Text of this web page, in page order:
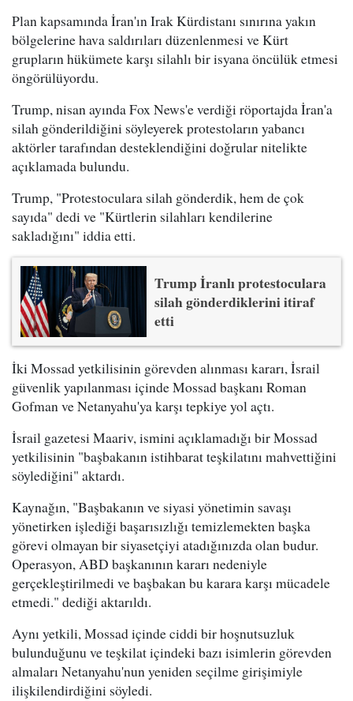
Plan kapsamında İran'ın Irak Kürdistanı sınırına yakın
bölgelerine hava saldırıları düzenlenmesi ve Kürt
grupların hükümete karşı silahlı bir isyana öncülük etmesi
öngörülüyordu.
Trump, nisan ayında Fox News'e verdiği röportajda İran'a
silah gönderildiğini söyleyerek protestoların yabancı
aktörler tarafından desteklendiğini doğrular nitelikte
açıklamada bulundu.
Trump, "Protestoculara silah gönderdik, hem de çok
sayıda" dedi ve "Kürtlerin silahları kendilerine
sakladığını" iddia etti.
Trump İranlı protestoculara
silah gönderdiklerini itiraf
etti
İki Mossad yetkilisinin görevden alınması kararı, İsrail
güvenlik yapılanması içinde Mossad başkanı Roman
Gofman ve Netanyahu'ya karşı tepkiye yol açtı.
İsrail gazetesi Maariv, ismini açıklamadığı bir Mossad
yetkilisinin "başbakanın istihbarat teşkilatını mahvettiğini
söylediğini" aktardı.
Kaynağın, "Başbakanın ve siyasi yönetimin savaşı
yönetirken işlediği başarısızlığı temizlemekten başka
görevi olmayan bir siyasetçiyi atadığınızda olan budur.
Operasyon, ABD başkanının kararı nedeniyle
gerçekleştirilmedi ve başbakan bu karara karşı mücadele
etmedi." dediği aktarıldı.
Aynı yetkili, Mossad içinde ciddi bir hoşnutsuzluk
bulunduğunu ve teşkilat içindeki bazı isimlerin görevden
almaları Netanyahu'nun yeniden seçilme girişimiyle
ilişkilendirdiğini söyledi.